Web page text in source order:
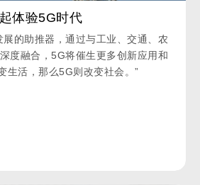
体验5G时代
的助推器，通过与工业、交通、农
度融合，5G将催生更多创新应用和
生活，那么5G则改变社会。”